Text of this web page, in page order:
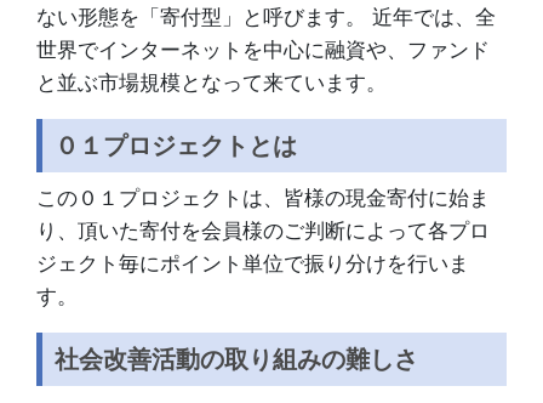
ない形態を「寄付型」と呼びます。 近年では、全
世界でインターネットを中心に融資や、ファンド
と並ぶ市場規模となって来ています。
０１プロジェクトとは
この０１プロジェクトは、皆様の現金寄付に始ま
り、頂いた寄付を会員様のご判断によって各プロ
ジェクト毎にポイント単位で振り分けを行いま
す。
社会改善活動の取り組みの難しさ